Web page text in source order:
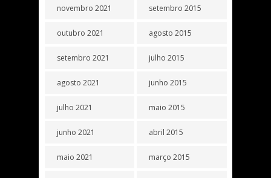
novembro 2021
outubro 2021
setembro 2021
agosto 2021
julho 2021
junho 2021
maio 2021
setembro 2015
agosto 2015
julho 2015
junho 2015
maio 2015
abril 2015
março 2015